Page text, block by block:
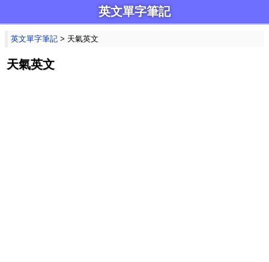
英文單字筆記
英文單字筆記 > 天氣英文
天氣英文